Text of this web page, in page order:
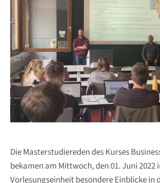
Die Masterstudiereden des Kurses
bekamen am Mittwoch, den 01. Juni 2022
Vorlesungseinheit besondere Einblicke in